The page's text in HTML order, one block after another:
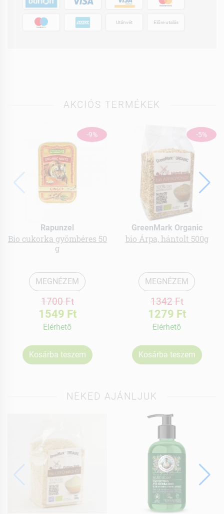
Utánvét Előre utalás
AKCIÓS TERMÉKEK
-9%
Rapunzel
Bio cukorka gyömbéres 50
g
MEGNÉZEM
1700 Ft
1549 Ft
Elérhetõ
Kosárba teszem
-5%
GreenMark Organic
bio Árpa, hántolt 500g
MEGNÉZEM
1342 Ft
1279 Ft
Elérhetõ
Kosárba teszem
NEKED AJÁNLJUK